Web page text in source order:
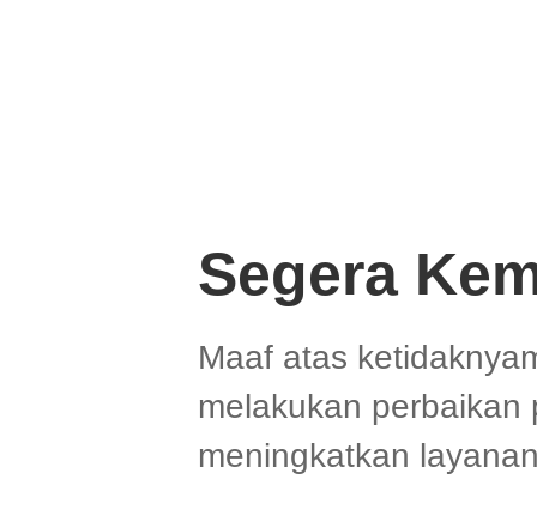
Segera
Maaf atas
melakukan
meningkatkan